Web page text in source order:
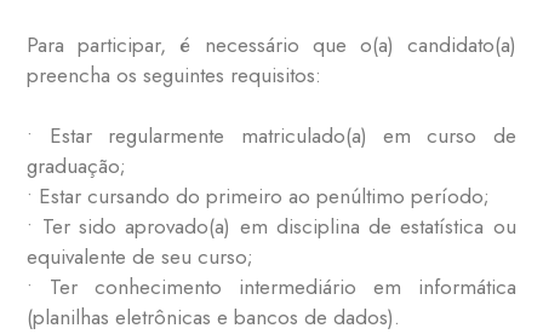
Para participar, é necessário que o(a) candidato(a)
preencha os seguintes requisitos:
• Estar regularmente matriculado(a) em curso de
graduação;
• Estar cursando do primeiro ao penúltimo período;
• Ter sido aprovado(a) em disciplina de estatística ou
equivalente de seu curso;
• Ter conhecimento intermediário em informática
(planilhas eletrônicas e bancos de dados).